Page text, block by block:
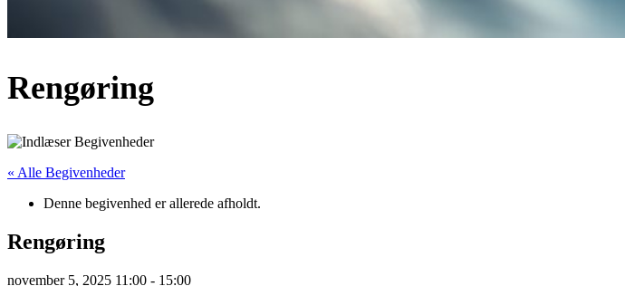
Rengøring
« Alle Begivenheder
Denne begivenhed er allerede afholdt.
Rengøring
november 5, 2025 11:00 - 15:00